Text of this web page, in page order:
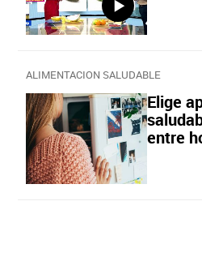
ALIMENTACION SALUDABLE
Elige
entre